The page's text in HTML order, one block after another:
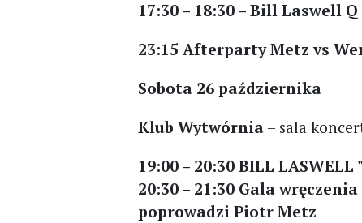
17:30 – 18:30 – Bill Laswell
23:15 Afterparty Metz vs
Sobota 26 października
Klub Wytwórnia – sala
19:00 – 20:30 BILL
20:30 – 21:30 Gala
poprowadzi Piotr Metz